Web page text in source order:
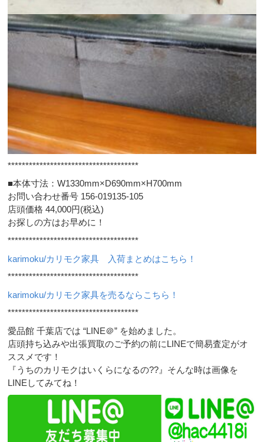
*************************************
■本体寸法：W1330mm×D690mm×H700mm
お問い合わせ番号 156-019135-105
店頭価格 44,000円(税込)
お探しの方はお早めに！
*************************************
karimoku/カリモク家具 入荷まとめはこちら！
*************************************
karimoku/カリモク家具を売るならこちら！
*************************************
愛品館 千葉店では “LINE＠” を始めました。
店頭持ち込みや出張買取のご予約の前にLINEで簡易査定がオ
ススメです！
『うちのカリモクはいくらになるの??』そんな時は画像を
LINEしてみてね！